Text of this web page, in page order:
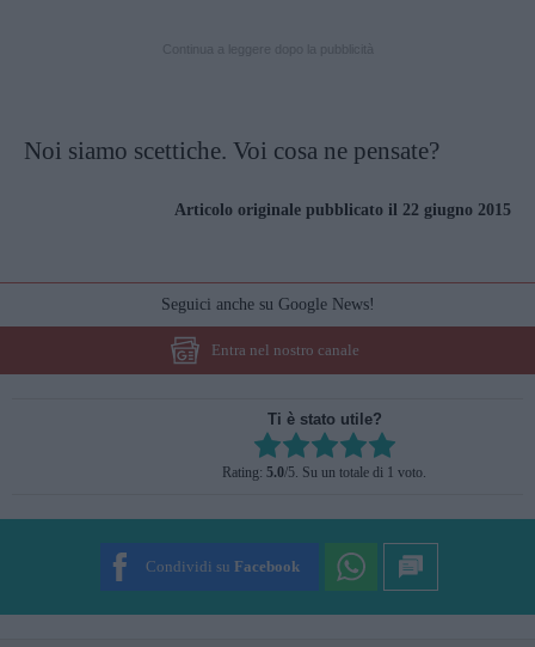
Noi siamo scettiche. Voi cosa ne pensate?
Articolo originale pubblicato il 22 giugno 2015
Seguici anche su Google News!
Entra nel nostro canale
Ti è stato utile?
Rate this item:
SUBMIT RATING
Rating: 5.0/5. Su un totale di 1 voto.
Condividi su Facebook